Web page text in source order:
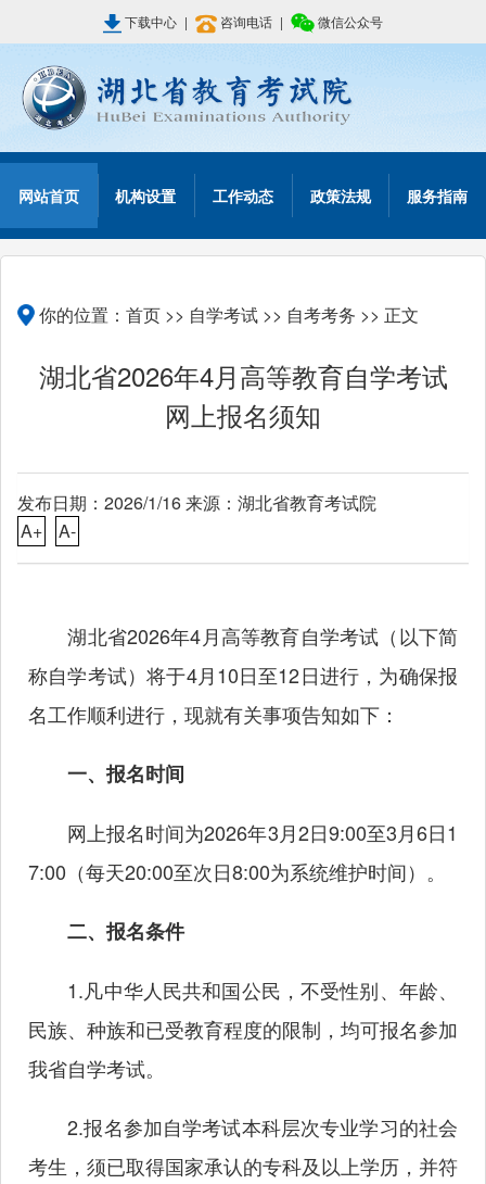
下载中心 | 咨询电话 | 微信公众号
网站首页 机构设置 工作动态 政策法规 服务指南
你的位置： 首页 >> 自学考试 >> 自考考务 >> 正文
湖北省2026年4月高等教育自学考试
网上报名须知
发布日期：2026/1/16 来源：湖北省教育考试院
A+
A-
湖北省2026年4月高等教育自学考试（以下简
称自学考试）将于4月10日至12日进行，为确保报
名工作顺利进行，现就有关事项告知如下：
一、报名时间
网上报名时间为2026年3月2日9:00至3月6日1
7:00（每天20:00至次日8:00为系统维护时间）。
二、报名条件
1.凡中华人民共和国公民，不受性别、年龄、
民族、种族和已受教育程度的限制，均可报名参加
我省自学考试。
2.报名参加自学考试本科层次专业学习的社会
考生，须已取得国家承认的专科及以上学历，并符